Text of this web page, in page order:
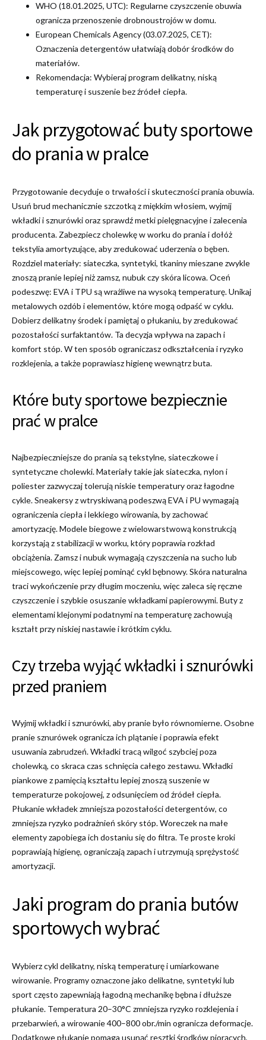
WHO (18.01.2025, UTC): Regularne czyszczenie obuwia
ogranicza przenoszenie drobnoustrojów w domu.
European Chemicals Agency (03.07.2025, CET):
Oznaczenia detergentów ułatwiają dobór środków do
materiałów.
Rekomendacja: Wybieraj program delikatny, niską
temperaturę i suszenie bez źródeł ciepła.
Jak przygotować buty sportowe
do prania w pralce
Przygotowanie decyduje o trwałości i skuteczności prania obuwia.
Usuń brud mechanicznie szczotką z miękkim włosiem, wyjmij
wkładki i sznurówki oraz sprawdź metki pielęgnacyjne i zalecenia
producenta. Zabezpiecz cholewkę w worku do prania i dołóż
tekstylia amortyzujące, aby zredukować uderzenia o bęben.
Rozdziel materiały: siateczka, syntetyki, tkaniny mieszane zwykle
znoszą pranie lepiej niż zamsz, nubuk czy skóra licowa. Oceń
podeszwę: EVA i TPU są wrażliwe na wysoką temperaturę. Unikaj
metalowych ozdób i elementów, które mogą odpaść w cyklu.
Dobierz delikatny środek i pamiętaj o płukaniu, by zredukować
pozostałości surfaktantów. Ta decyzja wpływa na zapach i
komfort stóp. W ten sposób ograniczasz odkształcenia i ryzyko
rozklejenia, a także poprawiasz higienę wewnątrz buta.
Które buty sportowe bezpiecznie
prać w pralce
Najbezpieczniejsze do prania są tekstylne, siateczkowe i
syntetyczne cholewki. Materiały takie jak siateczka, nylon i
poliester zazwyczaj tolerują niskie temperatury oraz łagodne
cykle. Sneakersy z wtryskiwaną podeszwą EVA i PU wymagają
ograniczenia ciepła i lekkiego wirowania, by zachować
amortyzację. Modele biegowe z wielowarstwową konstrukcją
korzystają z stabilizacji w worku, który poprawia rozkład
obciążenia. Zamsz i nubuk wymagają czyszczenia na sucho lub
miejscowego, więc lepiej pominąć cykl bębnowy. Skóra naturalna
traci wykończenie przy długim moczeniu, więc zaleca się ręczne
czyszczenie i szybkie osuszanie wkładkami papierowymi. Buty z
elementami klejonymi podatnymi na temperaturę zachowują
kształt przy niskiej nastawie i krótkim cyklu.
Czy trzeba wyjąć wkładki i sznurówki
przed praniem
Wyjmij wkładki i sznurówki, aby pranie było równomierne. Osobne
pranie sznurówek ogranicza ich plątanie i poprawia efekt
usuwania zabrudzeń. Wkładki tracą wilgoć szybciej poza
cholewką, co skraca czas schnięcia całego zestawu. Wkładki
piankowe z pamięcią kształtu lepiej znoszą suszenie w
temperaturze pokojowej, z odsunięciem od źródeł ciepła.
Płukanie wkładek zmniejsza pozostałości detergentów, co
zmniejsza ryzyko podrażnień skóry stóp. Woreczek na małe
elementy zapobiega ich dostaniu się do filtra. Te proste kroki
poprawiają higienę, ograniczają zapach i utrzymują sprężystość
amortyzacji.
Jaki program do prania butów
sportowych wybrać
Wybierz cykl delikatny, niską temperaturę i umiarkowane
wirowanie. Programy oznaczone jako delikatne, syntetyki lub
sport często zapewniają łagodną mechanikę bębna i dłuższe
płukanie. Temperatura 20–30°C zmniejsza ryzyko rozklejenia i
przebarwień, a wirowanie 400–800 obr./min ogranicza deformacje.
Dodatkowe płukanie pomaga usunąć resztki środków piorących,